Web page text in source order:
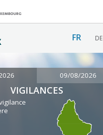
FR DE
09/08/2026
VIGILANCES